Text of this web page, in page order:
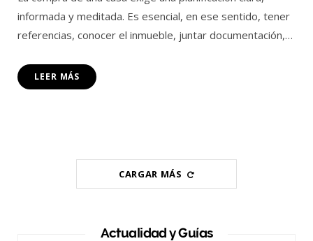
informada y meditada. Es esencial, en ese sentido, tener
referencias, conocer el inmueble, juntar documentación,…
LEER MÁS
CARGAR MÁS
Actualidad y Guías